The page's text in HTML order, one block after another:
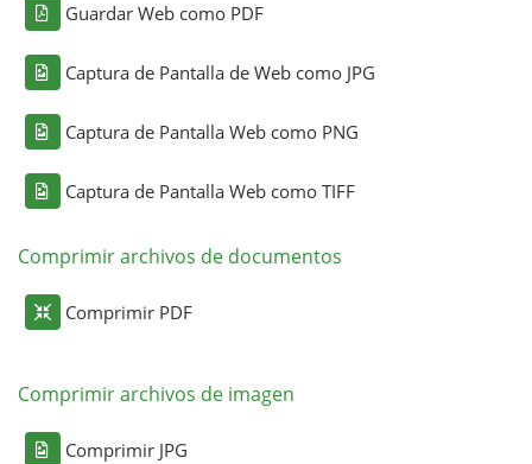
Guardar Web como PDF
Captura de Pantalla de Web como JPG
Captura de Pantalla Web como PNG
Captura de Pantalla Web como TIFF
Comprimir archivos de documentos
Comprimir PDF
Comprimir archivos de imagen
Comprimir JPG